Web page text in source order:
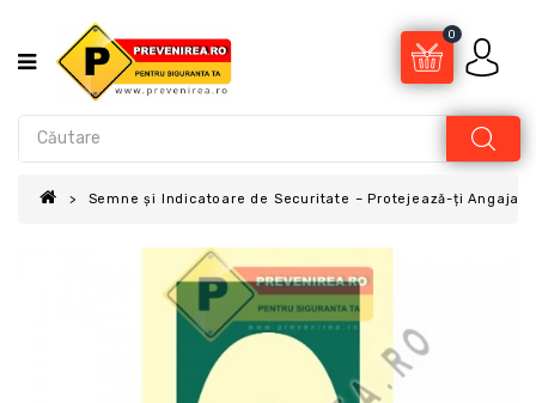
0
Semne și Indicatoare de Securitate – Protejează-ți